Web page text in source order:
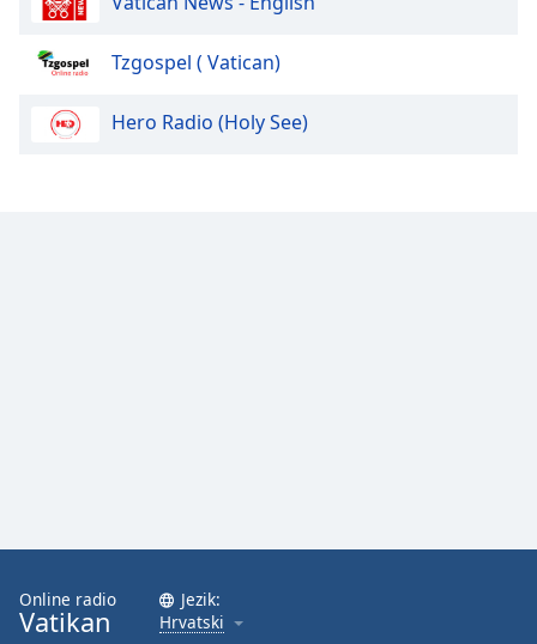
Family
Tzgospel ( Vatican)
Hero Radio (Holy See)
Online radio
Vatikan
Jezik:
Hrvatski